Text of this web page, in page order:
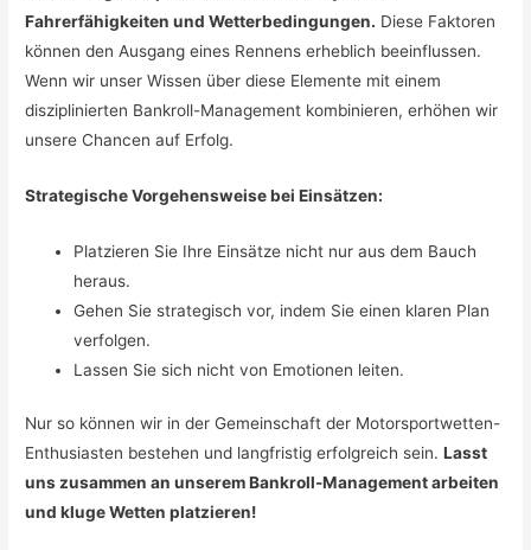
Fahrerfähigkeiten und Wetterbedingungen. Diese Faktoren
können den Ausgang eines Rennens erheblich beeinflussen.
Wenn wir unser Wissen über diese Elemente mit einem
disziplinierten Bankroll-Management kombinieren, erhöhen wir
unsere Chancen auf Erfolg.
Strategische Vorgehensweise bei Einsätzen:
Platzieren Sie Ihre Einsätze nicht nur aus dem Bauch
heraus.
Gehen Sie strategisch vor, indem Sie einen klaren Plan
verfolgen.
Lassen Sie sich nicht von Emotionen leiten.
Nur so können wir in der Gemeinschaft der Motorsportwetten-
Enthusiasten bestehen und langfristig erfolgreich sein.Lasst
uns zusammen an unserem Bankroll-Management arbeiten
und kluge Wetten platzieren!